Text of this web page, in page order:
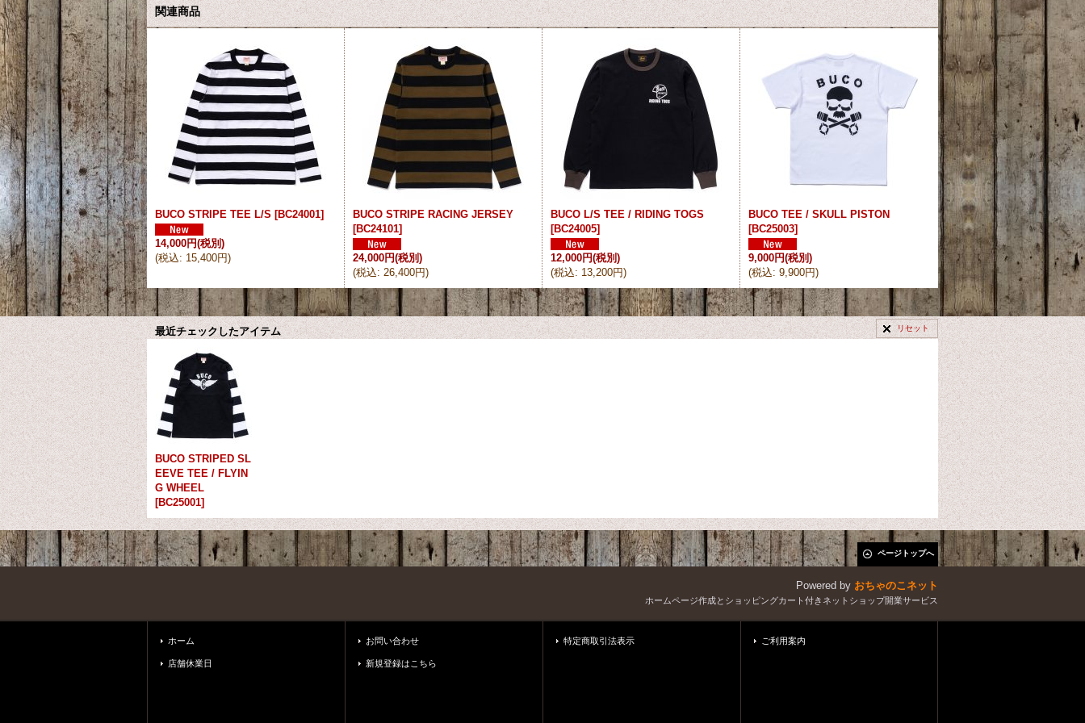
関連商品
BUCO STRIPE TEE L/S [BC24001]
14,000円(税別)
(税込: 15,400円)
BUCO STRIPE RACING JERSEY
[BC24101]
24,000円(税別)
(税込: 26,400円)
BUCO L/S TEE / RIDING TOGS
[BC24005]
12,000円(税別)
(税込: 13,200円)
BUCO TEE / SKULL PISTON
[BC25003]
9,000円(税別)
(税込: 9,900円)
最近チェックしたアイテム リセット
BUCO STRIPED SL
EEVE TEE / FLYIN
G WHEEL
[BC25001]
ページトップへ
Powered by おちゃのこネット
ホームページ作成とショッピングカート付きネットショップ開業サービス
ホーム
店舗休業日
お問い合わせ
新規登録はこちら
特定商取引法表示 ご利用案内